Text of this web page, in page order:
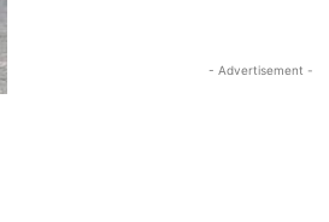
- Advertisement -